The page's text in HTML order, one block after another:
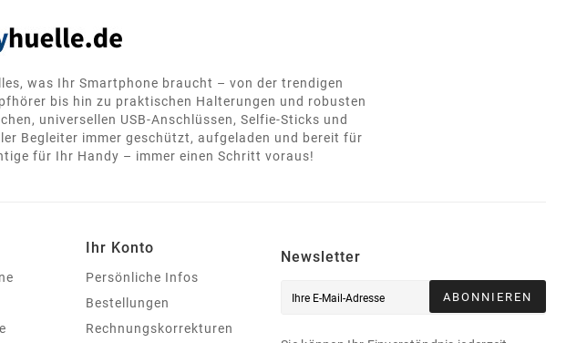
was Ihr Smartphone braucht – von der trendigen
bis hin zu praktischen Halterungen und robusten
universellen USB-Anschlüssen, Selfie-Sticks und
Begleiter immer geschützt, aufgeladen und bereit für
für Ihr Handy – immer einen Schritt voraus!
Ihr Konto
Persönliche Infos
Bestellungen
Rechnungskorrekturen
Newsletter
ABONNIEREN